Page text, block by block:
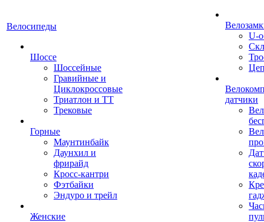
Велосипеды
Шоссе
Шоссейные
Гравийные и
Циклокроссовые
Триатлон и ТТ
Трековые
Горные
Маунтинбайк
Даунхил и
фрирайд
Кросс-кантри
Фэтбайки
Эндуро и трейл
Женские
U-
датчики